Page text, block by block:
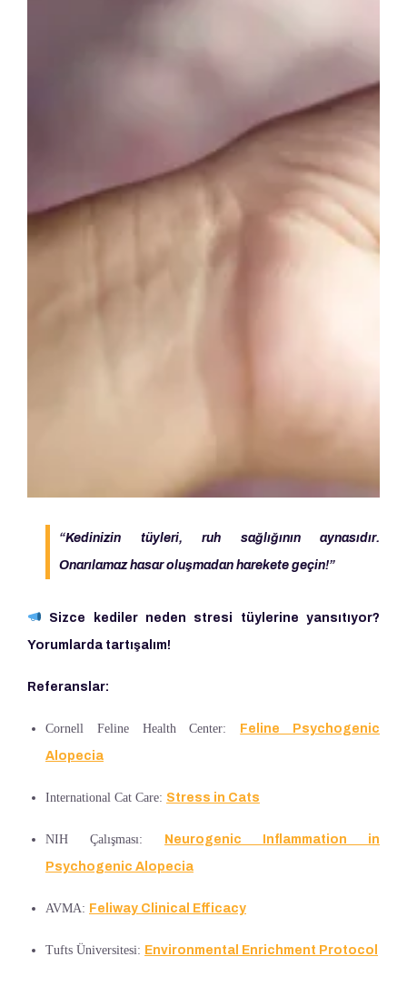
“Kedinizin tüyleri, ruh sağlığının aynasıdır.
Onarılamaz hasar oluşmadan harekete geçin!”
Sizce kediler neden stresi tüylerine yansıtıyor?
Yorumlarda tartışalım!
Referanslar:
Cornell Feline Health Center:
Feline Psychogenic
Alopecia
International Cat Care: Stress in Cats
NIH Çalışması:
Neurogenic Inflammation in
Psychogenic Alopecia
AVMA: Feliway Clinical Efficacy
Tufts Üniversitesi: Environmental Enrichment Protocol